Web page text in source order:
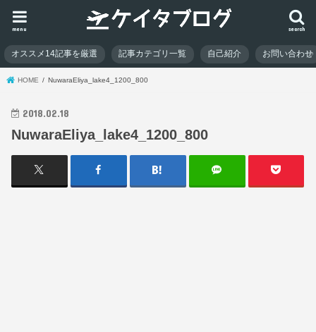
search
menu
オススメ14記事を厳選 記事カテゴリ一覧 自己紹介 お問い合わせ
HOME NuwaraEliya_lake4_1200_800
2018.02.18
NuwaraEliya_lake4_1200_800